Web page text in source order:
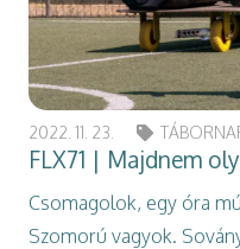
2022. 11. 23.
FLX71 | Majdnem
Csomagolok, egy óra
Szomorú vagyok.